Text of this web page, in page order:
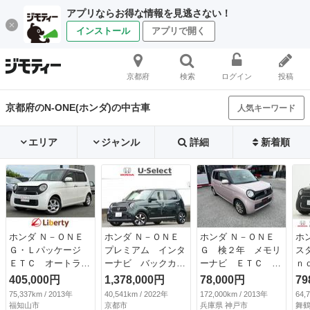
アプリならお得な情報を見逃さない！
インストール アプリで開く
京都府 検索 ログイン 投稿
京都府のN-ONE(ホンダ)の中古車 人気キーワード
エリア ジャンル 詳細 新着順
ホンダ Ｎ－ＯＮＥ
Ｇ・Ｌパッケージ
ＥＴＣ オートライ
ト スマートキー
アイドリングストッ
プ 電動格納ミラ
405,000円
75,337km / 2013年
福知山市
ホンダ Ｎ－ＯＮＥ
プレミアム インタ
ーナビ バックカメ
ラ ホンダセンシン
グ ＬＥＤヘッドラ
イト オートハイビ
1,378,000円
40,541km / 2022年
京都市
ホンダ Ｎ－ＯＮＥ
Ｇ 検２年 メモリ
ーナビ ＥＴＣ ワ
ンセグスマートキ
ー ベンチシート
電格ミラー メモリ
78,000円
172,000km / 2013年
兵庫県 神戸市
ホ
ス
ｎ
Ｈ
国
車
舞